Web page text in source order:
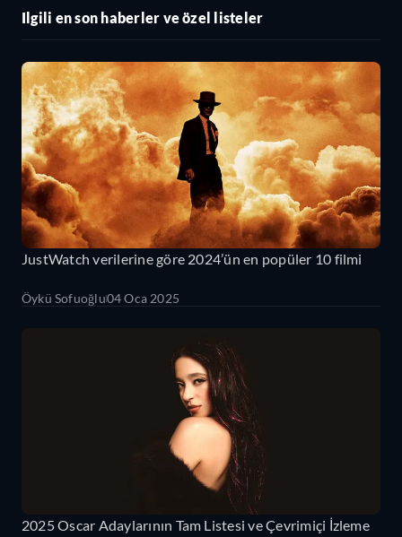
Ilgili en son haberler ve özel listeler
JustWatch verilerine göre 2024’ün en popüler 10 filmi
Öykü Sofuoğlu04 Oca 2025
2025 Oscar Adaylarının Tam Listesi ve Çevrimiçi İzleme